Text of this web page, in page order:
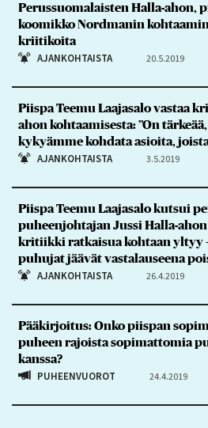
Perussuomalaisten Halla-ahon,
koomikko Nordmanin
kriitikoita
AJANKOHTAISTA 20.5.2019
Piispa Teemu Laajasalo vastaa
ahon kohtaamisesta: ”On
kykyämme kohdata asioita,
AJANKOHTAISTA 3.5.2019
Piispa Teemu Laajasalo kutsui
puheenjohtajan Jussi Halla-
kritiikki ratkaisua kohtaan yltyy
puhujat jäävät vastalauseena
AJANKOHTAISTA 26.4.2019
Pääkirjoitus: Onko piispan
puheen rajoista sopimattomia
kanssa?
PUHEENVUOROT 24.4.2019